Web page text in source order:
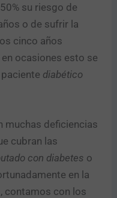
su riesgo de
o de sufrir la
cinco años
ocasiones esto se
diabético
muchas deficiencias
cubran las
con diabetes o
en la
, contamos con los